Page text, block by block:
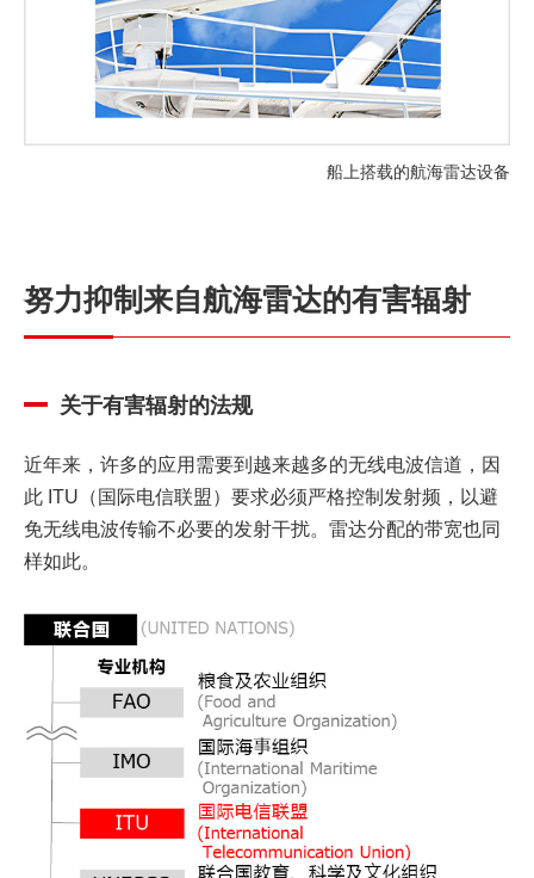
船上搭载的航海雷达设备
努力抑制来自航海雷达的有害辐射
关于有害辐射的法规
近年来，许多的应用需要到越来越多的无线电波信道，因
此 ITU（国际电信联盟）要求必须严格控制发射频，以避
免无线电波传输不必要的发射干扰。雷达分配的带宽也同
样如此。